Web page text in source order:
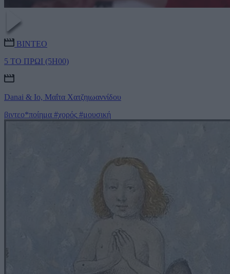
ΒΙΝΤΕΟ
5 ΤΟ ΠΡΩΙ (5H00)
Danai & Io, Μαΐτα Χατζηιωαννίδου
βιντεο*ποίημα #χορός #μουσική